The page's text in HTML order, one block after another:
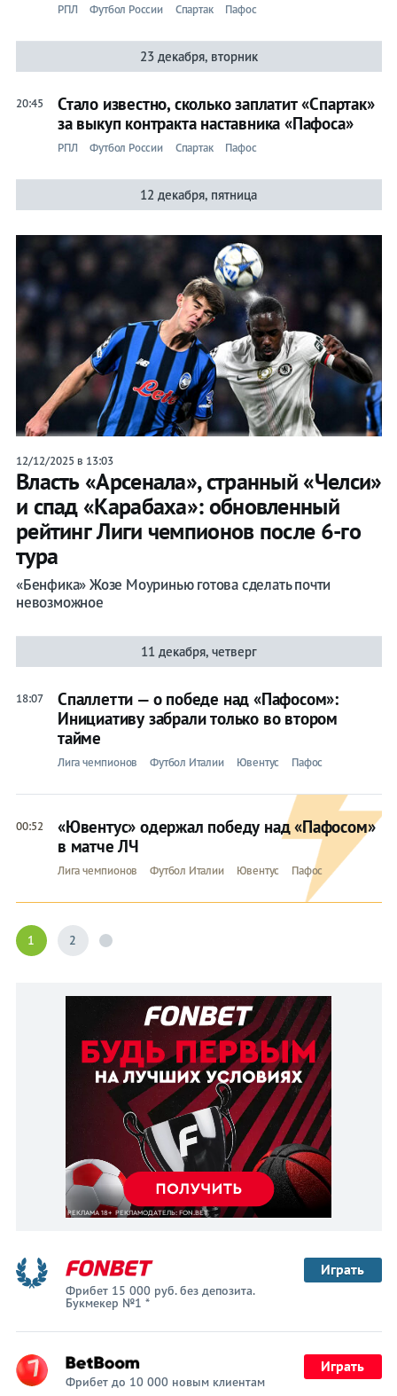
РПЛ Футбол России Спартак Пафос
23 декабря, вторник
20:45
Стало известно, сколько заплатит «Спартак»
за выкуп контракта наставника «Пафоса»
РПЛ Футбол России Спартак Пафос
12 декабря, пятница
12/12/2025 в 13:03
Власть «Арсенала», странный «Челси»
и спад «Карабаха»: обновленный
рейтинг Лиги чемпионов после 6-го
тура
«Бенфика» Жозе Моуринью готова сделать почти
невозможное
11 декабря, четверг
18:07
Спаллетти — о победе над «Пафосом»:
Инициативу забрали только во втором
тайме
Лига чемпионов Футбол Италии Ювентус Пафос
00:52
«Ювентус» одержал победу над «Пафосом»
в матче ЛЧ
Лига чемпионов Футбол Италии Ювентус Пафос
1 2
Фрибет 15 000 руб. без депозита.
Букмекер №1 *
Играть
Фрибет до 10 000 новым клиентам
Играть